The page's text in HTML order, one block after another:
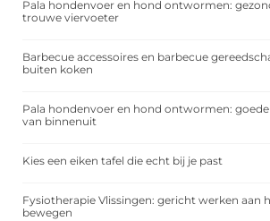
Pala hondenvoer en hond ontwormen:
trouwe viervoeter
Barbecue accessoires en barbecue
buiten koken
Pala hondenvoer en hond ontwormen:
van binnenuit
Kies een eiken tafel die echt bij je past
Fysiotherapie Vlissingen: gericht werken aan
bewegen